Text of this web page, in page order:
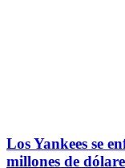
Los Yankees se
millones de